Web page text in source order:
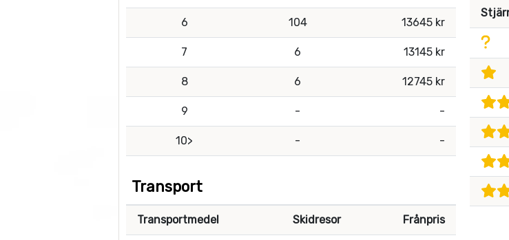
6 104 13645 kr
7 6 13145 kr
8 6 12745 kr
9 - -
10> - -
Transport
Transportmedel Skidresor Frånpris